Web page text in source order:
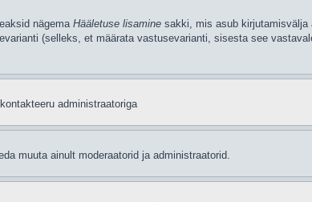
nägema Hääletuse lisamine sakki, mis asub kirjutamisvälja
(selleks, et määrata vastusevarianti, sisesta see
administraatoriga
muuta ainult moderaatorid ja administraatorid.